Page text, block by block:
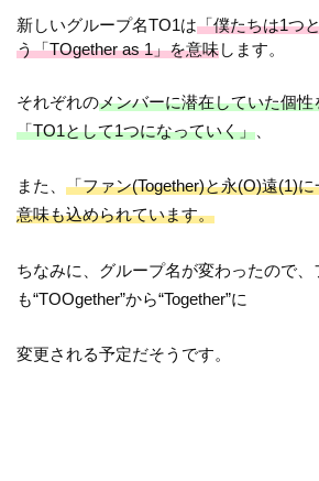
新しいグループ名TO1は「僕たちは1つ
う「TOgether as 1」を意味します。
それぞれのメンバーに潜在していた個
「TO1として1つになっていく」
また、「ファン(Together)と永(O)遠(1)
意味も込められています。
ちなみに、グループ名が変わったので、
も“TOOgether”から“Together”に
変更される予定だそうです。